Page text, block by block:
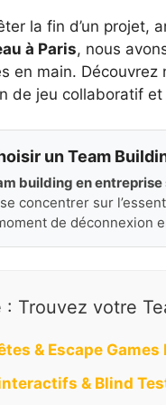
la fin d’un projet,
à Paris, nous
en main.
de jeu collaboratif et
un Team
building en
concentrer sur
de déconnexion
: Trouvez votre
& Escape Games
& Blind